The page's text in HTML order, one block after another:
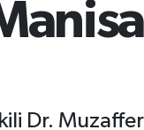
Dr.